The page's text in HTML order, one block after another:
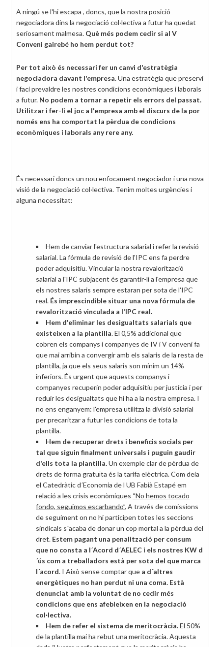
A ningú se l'hi escapa , doncs, que la nostra posició
negociadora dins la negociació col·lectiva a futur ha quedat
seriosament malmesa. Què més podem cedir si al V
Conveni gairebé ho hem perdut tot?
Per tot això és necessari fer un canvi d'estratègia
negociadora davant l'empresa. Una estratègia que preservi
i faci prevaldre les nostres condicions econòmiques i laborals
a futur. No podem a tornar a repetir els errors del passat.
Utilitzar i fer-li el joc a l'empresa amb el discurs de la por
només ens ha comportat la pèrdua de condicions
econòmiques i laborals any rere any.
És necessari doncs un nou enfocament negociador i una nova
visió de la negociació col·lectiva. Tenim moltes urgències i
alguna necessitat:
Hem de canviar l'estructura salarial i refer la revisió
salarial. La fórmula de revisió de l'IPC ens fa perdre
poder adquisitiu. Vincular la nostra revalorització
salarial a l'IPC subjacent és garantir-li a l'empresa que
els nostres salaris sempre estaran per sota de l'IPC
real. És imprescindible situar una nova fórmula de
revalorització vinculada a l'IPC real.
Hem d'eliminar les desigualtats salarials que
existeixen a la plantilla. El 0,5% addicional que
cobren els companys i companyes de IV i V conveni fa
que mai arribin a convergir amb els salaris de la resta de
plantilla, ja que els seus salaris son mínim un 14%
inferiors. És urgent que aquests companys i
companyes recuperin poder adquisitiu per justícia i per
reduir les desigualtats que hi ha a la nostra empresa. I
no ens enganyem: l'empresa utilitza la divisió salarial
per precaritzar a futur les condicions de tota la
plantilla.
Hem de recuperar drets i beneficis socials per
tal que siguin finalment universals i puguin gaudir
d'ells tota la plantilla.Un exemple clar de pèrdua de
drets de forma gratuïta és la tarifa elèctrica. Com deia
el Catedràtic d´Economia de l UB Fabià Estapé em
relació a les crisis econòmiques “No hemos tocado
fondo, seguimos escarbando”.A través de comissions
de seguiment on no hi participen totes les seccions
sindicals s´acaba de donar un cop mortal a la pèrdua del
dret. Estem pagant una penalització per consum
que no consta a l´Acord d´AELEC i els nostres KW d
´ús com a treballadors està per sota del que marca
l´acord. I Això sense comptar que a d´altres
energètiques no han perdut ni una coma. Està
denunciat amb la voluntat de no cedir més
condicions que ens afebleixen en la negociació
col·lectiva.
Hem de refer el sistema de meritocràcia.El 50%
de la plantilla mai ha rebut una meritocràcia. Aquesta